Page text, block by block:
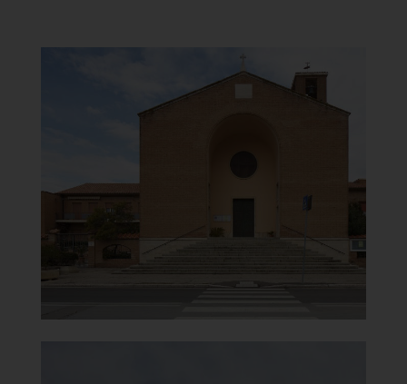
Chiesa di San Rocco e della
Beata Vergine del Carmine